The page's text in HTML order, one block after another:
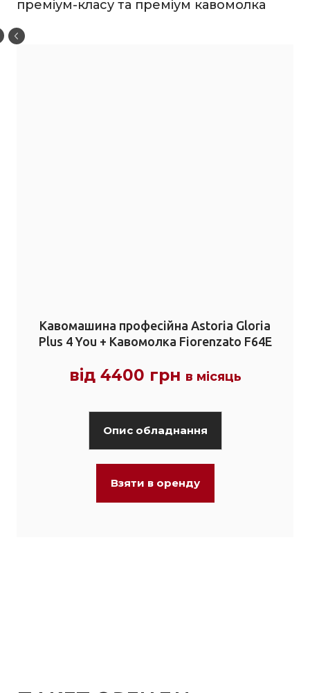
преміум-класу та преміум кавомолка
Кавомашина професійна Astoria Gloria
Plus 4 You + Кавомолка Fiorenzato F64E
від 4400 грн в місяць
Опис обладнання
Взяти в оренду